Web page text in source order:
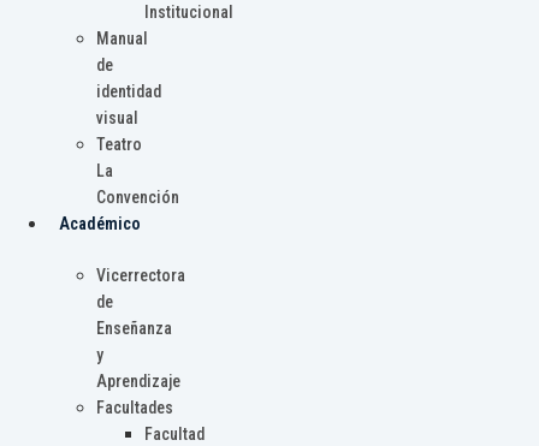
Institucional
Manual
de
identidad
visual
Teatro
La
Convención
Académico
Vicerrectora
de
Enseñanza
y
Aprendizaje
Facultades
Facultad